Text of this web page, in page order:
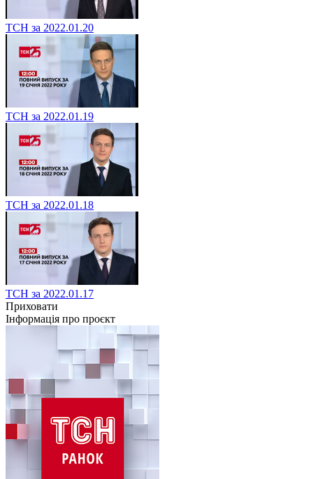
ТСН за 2022.01.20
ТСН за 2022.01.19
ТСН за 2022.01.18
ТСН за 2022.01.17
Приховати
Інформація про проєкт